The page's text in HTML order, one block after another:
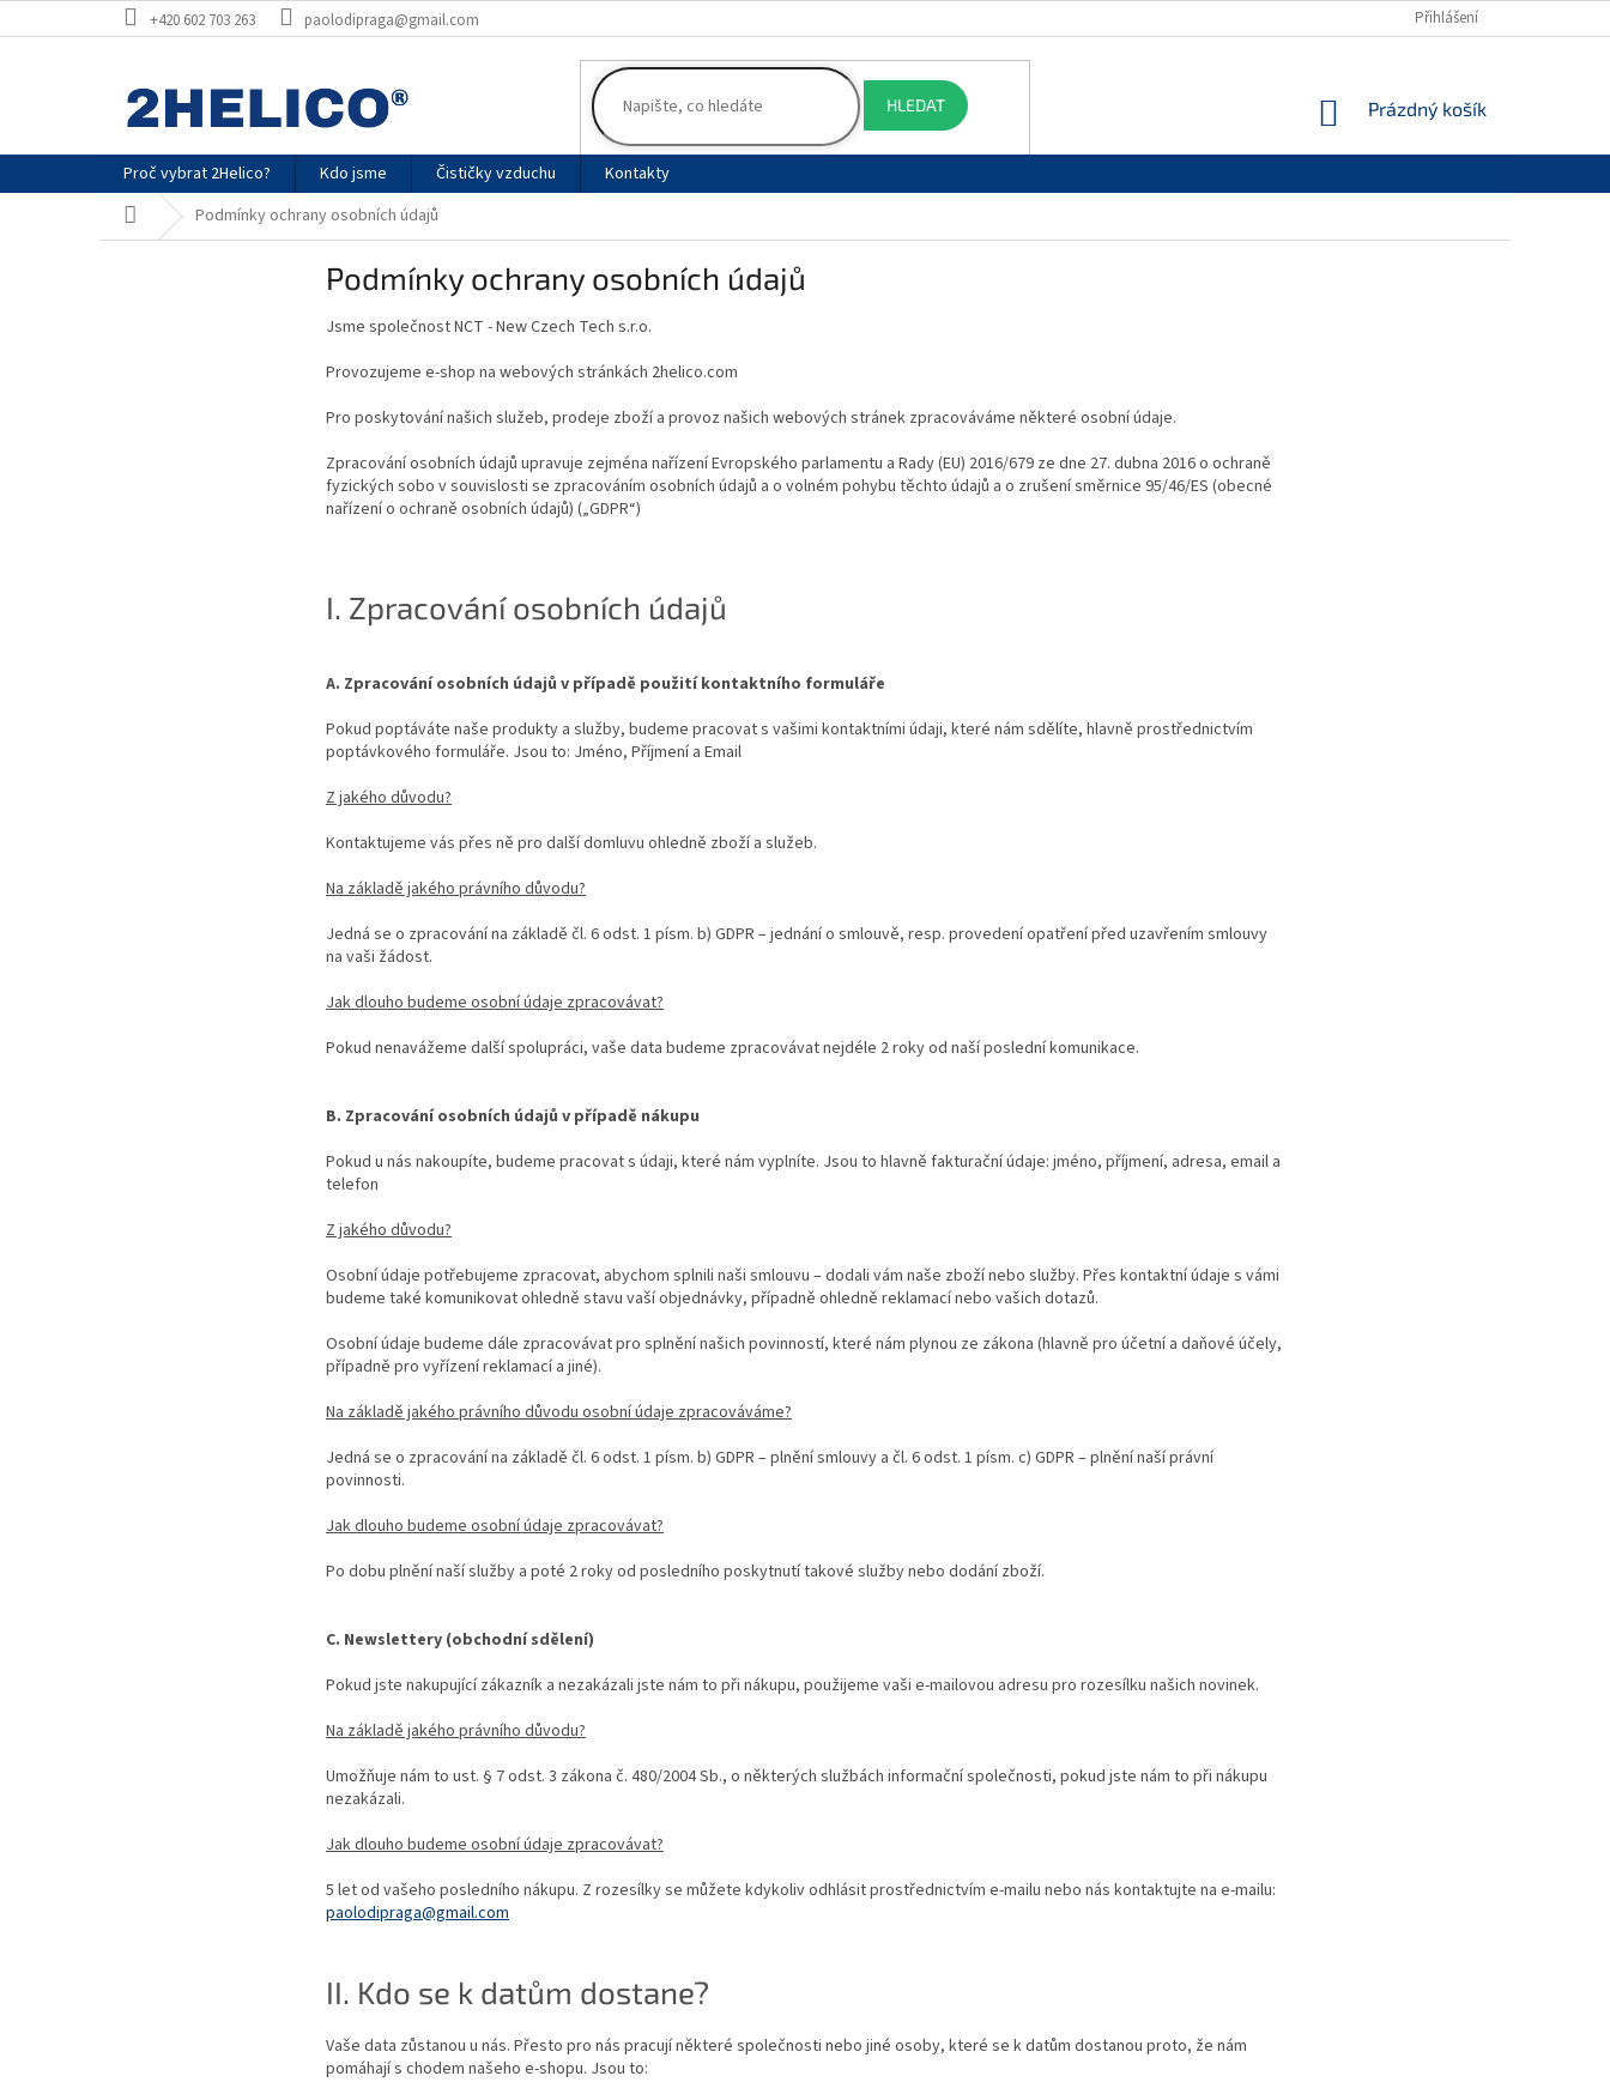
na
+420 602 703 263 paolodipraga@gmail.com Přihlášení
HLEDAT
NÁKUPNÍ
Prázdný košík
Proč vybrat 2Helico? Kdo jsme Čističky vzduchu
Kontakty
Domů Podmínky ochrany osobních údajů
Podmínky ochrany osobních údajů
Jsme společnost NCT - New Czech Tech s.r.o.
Provozujeme e-shop na webových stránkách 2helico.com
Pro poskytování našich služeb, prodeje zboží a provoz našich webových stránek zpracováváme některé osobní údaje.
Zpracování osobních údajů upravuje zejména nařízení Evropského parlamentu a Rady (EU) 2016/679 ze dne 27. dubna 2016 o ochraně
fyzických sobo v souvislosti se zpracováním osobních údajů a o volném pohybu těchto údajů a o zrušení směrnice 95/46/ES (obecné
nařízení o ochraně osobních údajů) („GDPR“)
I. Zpracování osobních údajů
A. Zpracování osobních údajů v případě použití kontaktního formuláře
Pokud poptáváte naše produkty a služby, budeme pracovat s vašimi kontaktními údaji, které nám sdělíte, hlavně prostřednictvím
poptávkového formuláře. Jsou to: Jméno, Příjmení a Email
Z jakého důvodu?
Kontaktujeme vás přes ně pro další domluvu ohledně zboží a služeb.
Na základě jakého právního důvodu?
Jedná se o zpracování na základě čl. 6 odst. 1 písm. b) GDPR – jednání o smlouvě, resp. provedení opatření před uzavřením smlouvy
na vaši žádost.
Jak dlouho budeme osobní údaje zpracovávat?
Pokud nenavážeme další spolupráci, vaše data budeme zpracovávat nejdéle 2 roky od naší poslední komunikace.
B. Zpracování osobních údajů v případě nákupu
Pokud u nás nakoupíte, budeme pracovat s údaji, které nám vyplníte. Jsou to hlavně fakturační údaje: jméno, příjmení, adresa, email a
telefon
Z jakého důvodu?
Osobní údaje potřebujeme zpracovat, abychom splnili naši smlouvu – dodali vám naše zboží nebo služby. Přes kontaktní údaje s vámi
budeme také komunikovat ohledně stavu vaší objednávky, případně ohledně reklamací nebo vašich dotazů.
Osobní údaje budeme dále zpracovávat pro splnění našich povinností, které nám plynou ze zákona (hlavně pro účetní a daňové účely,
případně pro vyřízení reklamací a jiné).
Na základě jakého právního důvodu osobní údaje zpracováváme?
Jedná se o zpracování na základě čl. 6 odst. 1 písm. b) GDPR – plnění smlouvy a čl. 6 odst. 1 písm. c) GDPR – plnění naší právní
povinnosti.
Jak dlouho budeme osobní údaje zpracovávat?
Po dobu plnění naší služby a poté 2 roky od posledního poskytnutí takové služby nebo dodání zboží.
C. Newslettery (obchodní sdělení)
Pokud jste nakupující zákazník a nezakázali jste nám to při nákupu, použijeme vaši e-mailovou adresu pro rozesílku našich novinek.
Na základě jakého právního důvodu?
Umožňuje nám to ust. § 7 odst. 3 zákona č. 480/2004 Sb., o některých službách informační společnosti, pokud jste nám to při nákupu
nezakázali.
Jak dlouho budeme osobní údaje zpracovávat?
5 let od vašeho posledního nákupu. Z rozesílky se můžete kdykoliv odhlásit prostřednictvím e-mailu nebo nás kontaktujte na e-mailu:
paolodipraga@gmail.com
II. Kdo se k datům dostane?
Vaše data zůstanou u nás. Přesto pro nás pracují některé společnosti nebo jiné osoby, které se k datům dostanou proto, že nám
pomáhají s chodem našeho e-shopu. Jsou to: